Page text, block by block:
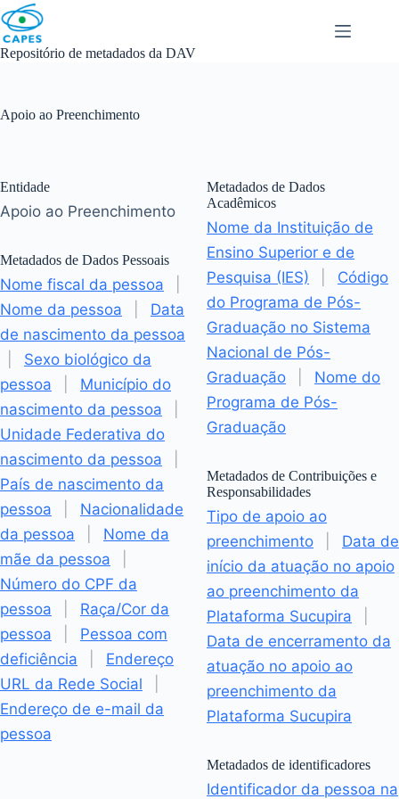
Skip
to
content
Repositório de metadados da DAV
Apoio ao Preenchimento
Entidade
Apoio ao Preenchimento
Metadados de Dados Pessoais
Nome fiscal da pessoa
Nome da pessoa
Data
de nascimento da pessoa
Sexo biológico da
pessoa
Município do
nascimento da pessoa
Unidade Federativa do
nascimento da pessoa
País de nascimento da
pessoa
Nacionalidade
da pessoa
Nome da
mãe da pessoa
Número do CPF da
pessoa
Raça/Cor da
pessoa
Pessoa com
deficiência
Endereço
URL da Rede Social
Endereço de e-mail da
pessoa
Metadados de Dados
Acadêmicos
Nome da Instituição de
Ensino Superior e de
Pesquisa (IES)
Código
do Programa de Pós-
Graduação no Sistema
Nacional de Pós-
Graduação
Nome do
Programa de Pós-
Graduação
Metadados de Contribuições e
Responsabilidades
Tipo de apoio ao
preenchimento
Data de
início da atuação no apoio
ao preenchimento da
Plataforma Sucupira
Data de encerramento da
atuação no apoio ao
preenchimento da
Plataforma Sucupira
Metadados de identificadores
Identificador da pessoa na